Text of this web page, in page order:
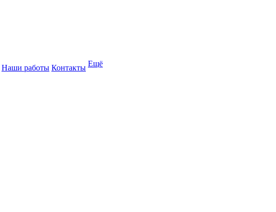
Наши работы Контакты Ещё